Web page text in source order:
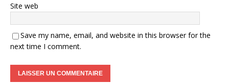
Site web
Save my name, email, and website in this browser for the
next time I comment.